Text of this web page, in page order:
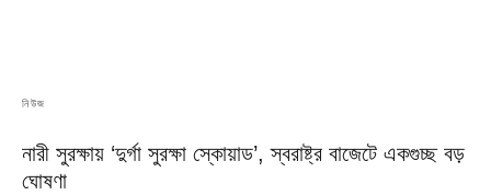
নিউজ
নারী সুরক্ষায় ‘দুর্গা সুরক্ষা স্কোয়াড’, স্বরাষ্ট্র বাজেটে একগুচ্ছ বড়
ঘোষণা